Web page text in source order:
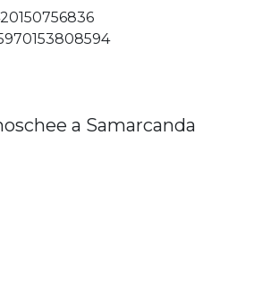
a Samarcanda